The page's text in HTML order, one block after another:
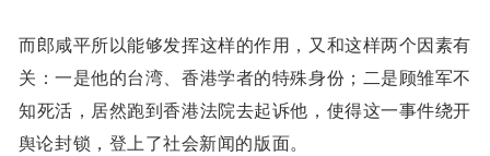
而郎咸平所以能够发挥这样的作用，又和这样两个因素有
关：一是他的台湾、香港学者的特殊身份；二是顾雏军不
知死活，居然跑到香港法院去起诉他，使得这一事件绕开
舆论封锁，登上了社会新闻的版面。